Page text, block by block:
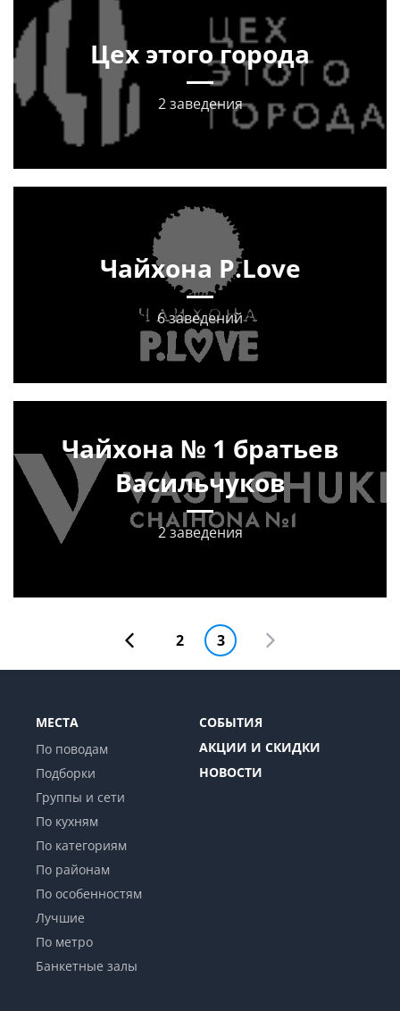
Цех этого города
2 заведения
Чайхона P.Love
6 заведений
Чайхона № 1 братьев
Васильчуков
2 заведения
2 3
МЕСТА
По поводам
Подборки
Группы и сети
По кухням
По категориям
По районам
По особенностям
Лучшие
По метро
Банкетные залы
СОБЫТИЯ
АКЦИИ И СКИДКИ
НОВОСТИ